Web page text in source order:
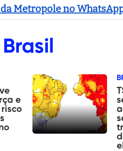
Metropole no
Brasil
e